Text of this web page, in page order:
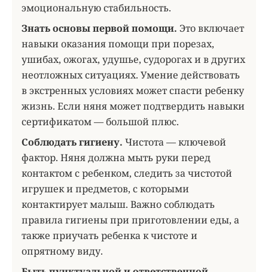
эмоциональную стабильность.
Знать основы первой помощи. Это включает
навыки оказания помощи при порезах,
ушибах, ожогах, удушье, судорогах и в других
неотложных ситуациях. Умение действовать
в экстренных условиях может спасти ребенку
жизнь. Если няня может подтвердить навыки
сертификатом — большой плюс.
Соблюдать гигиену. Чистота — ключевой
фактор. Няня должна мыть руки перед
контактом с ребенком, следить за чистотой
игрушек и предметов, с которыми
контактирует малыш. Важно соблюдать
правила гигиены при приготовлении еды, а
также приучать ребенка к чистоте и
опрятному виду.